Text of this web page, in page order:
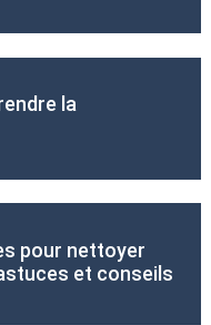
la
pour nettoyer
et conseils